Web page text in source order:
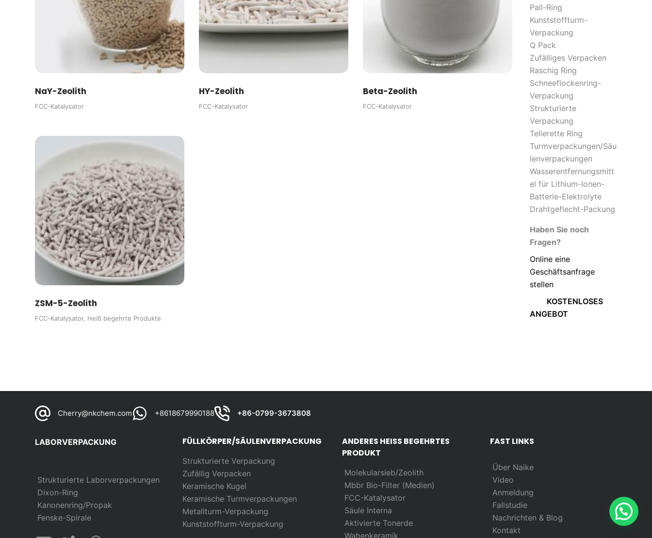
NaY-Zeolith
FCC-Katalysator
HY-Zeolith
FCC-Katalysator
Beta-Zeolith
FCC-Katalysator
ZSM-5-Zeolith
FCC-Katalysator, Heiß begehrte Produkte
Pall-Ring
Kunststoffturm-
Verpackung
Q Pack
Zufälliges Verpacken
Raschig Ring
Schneeflockenring-
Verpackung
Strukturierte
Verpackung
Tellerette Ring
Turmverpackungen/Säu
lenverpackungen
Wasserentfernungsmitt
el für Lithium-Ionen-
Batterie-Elektrolyte
Drahtgeflecht-Packung
Haben Sie noch
Fragen?
Online eine
Geschäftsanfrage
stellen
KOSTENLOSES
ANGEBOT
Cherry@nkchem.com +8618679990188 +86-0799-3673808
LABORVERPACKUNG
Strukturierte Laborverpackungen
Dixon-Ring
Kanonenring/Propak
Fenske-Spirale
FÜLLKÖRPER/SÄULENVERPACKUNG
Strukturierte Verpackung
ZufälligVerpacken
Keramische Kugel
Keramische Turmverpackungen
Metallturm-Verpackung
Kunststoffturm-Verpackung
ANDERES HEISS BEGEHRTES
PRODUKT
Molekularsieb/Zeolith
Mbbr Bio-Filter (Medien)
FCC-Katalysator
Säule Interna
Aktivierte Tonerde
Wabenkeramik
FAST LINKS
Über Naike
Video
Anmeldung
Fallstudie
Nachrichten & Blog
Kontakt